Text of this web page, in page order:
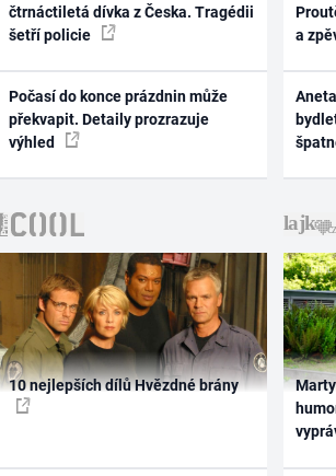
čtrnáctiletá dívka z Česka. Tragédii
šetří policie
Počasí do konce prázdnin může
překvapit. Detaily prozrazuje
výhled
a
10 nejlepších dílů Hvězdné brány